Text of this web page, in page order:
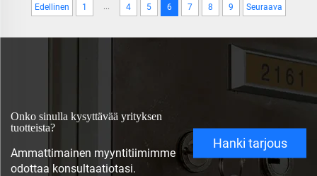
Edellinen 1 ... 4 5 6 7 8 9 Seuraava
Onko sinulla kysyttävää yrityksen
tuotteista?
Ammattimainen myyntitiimimme
odottaa konsultaatiotasi.
Hanki tarjous